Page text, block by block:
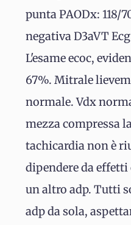
punta PAODx: 118/
negativa D3aVT
L'esame ecoc,
67%. Mitrale
normale. Vdx
mezza compressa
tachicardia non è
dipendere da
un altro adp. Tutti
adp da sola,